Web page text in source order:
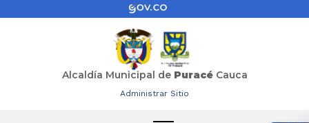
Alcaldía Municipal de Puracé Cauca
Administrar Sitio